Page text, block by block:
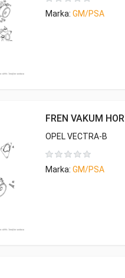
Marka: GM/PSA
FREN VAKUM
OPEL VECTRA-B
Marka: GM/PSA